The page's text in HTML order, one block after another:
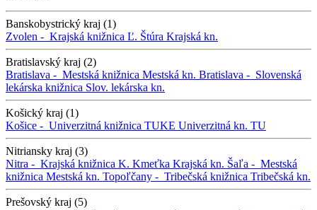
Banskobystrický kraj (1)
Zvolen - Krajská knižnica Ľ. Štúra Krajská kn.
Bratislavský kraj (2)
Bratislava - Mestská knižnica Mestská kn. Bratislava - Slovenská
lekárska knižnica Slov. lekárska kn.
Košický kraj (1)
Košice - Univerzitná knižnica TUKE Univerzitná kn. TU
Nitriansky kraj (3)
Nitra - Krajská knižnica K. Kmeťka Krajská kn. Šaľa - Mestská
knižnica Mestská kn. Topoľčany - Tribečská knižnica Tribečská kn.
Prešovský kraj (5)